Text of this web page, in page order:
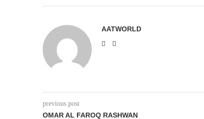
AATWORLD
previous post
OMAR AL FAROQ RASHWAN